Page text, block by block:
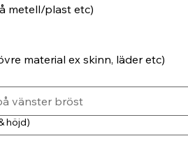
metell/plast etc)
material ex skinn, läder etc)
höjd)